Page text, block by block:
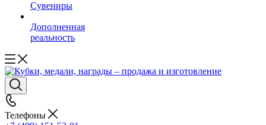
Сувениры
Дополненная
реальность
Телефоны